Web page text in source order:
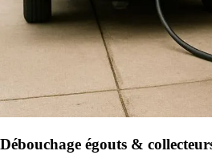
Débouchage égouts &